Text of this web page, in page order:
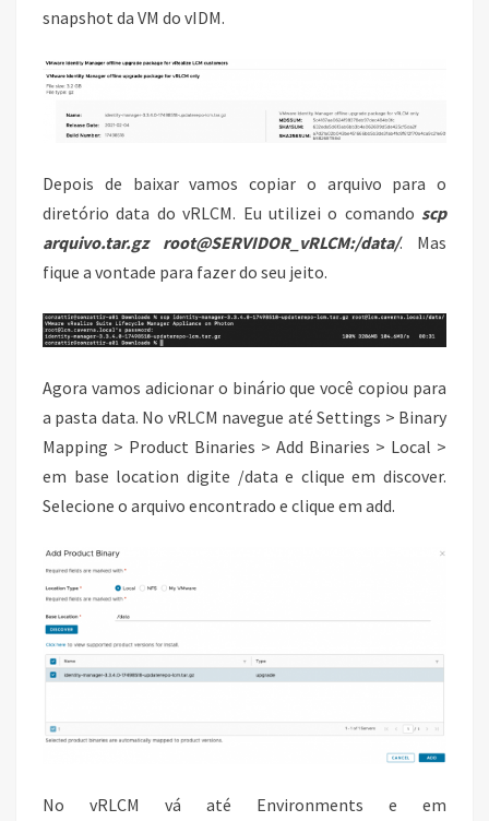
snapshot da VM do vIDM.
Depois de baixar vamos copiar o arquivo para o
diretório data do vRLCM. Eu utilizei o comando scp
arquivo.tar.gz root@SERVIDOR_vRLCM:/data/. Mas
fique a vontade para fazer do seu jeito.
Agora vamos adicionar o binário que você copiou para
a pasta data. No vRLCM navegue até Settings > Binary
Mapping > Product Binaries > Add Binaries > Local >
em base location digite /data e clique em discover.
Selecione o arquivo encontrado e clique em add.
No vRLCM vá até Environments e em